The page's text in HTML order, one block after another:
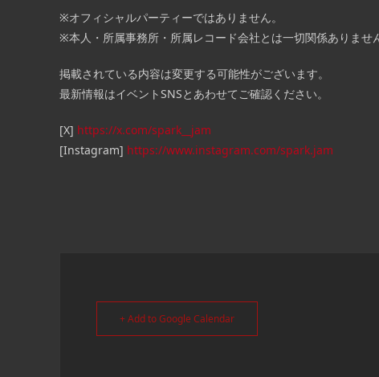
※オフィシャルパーティーではありません。
※本人・所属事務所・所属レコード会社とは一切関係ありません
掲載されている内容は変更する可能性がございます。
最新情報はイベントSNSとあわせてご確認ください。
[X] https://x.com/spark__jam
[Instagram] https://www.instagram.com/spark.jam
+ Add to Google Calendar